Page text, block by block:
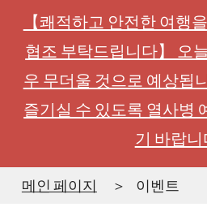
【쾌적하고 안전한 여행
협조 부탁드립니다】 오
우 무더울 것으로 예상됩
즐기실 수 있도록 열사병
기 바랍니
메인 페이지 이벤트